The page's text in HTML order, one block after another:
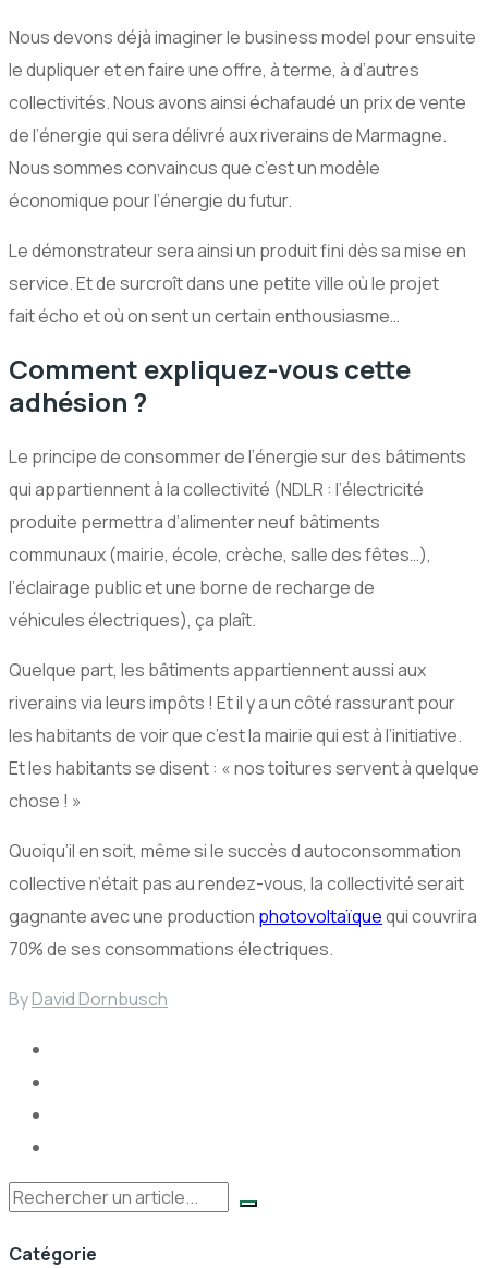
Nous devons déjà imaginer le business model pour ensuite
le dupliquer et en faire une offre, à terme, à d’autres
collectivités. Nous avons ainsi échafaudé un prix de vente
de l’énergie qui sera délivré aux riverains de Marmagne.
Nous sommes convaincus que c’est un modèle
économique pour l’énergie du futur.
Le démonstrateur sera ainsi un produit fini dès sa mise en
service. Et de surcroît dans une petite ville où le projet
fait écho et où on sent un certain enthousiasme…
Comment expliquez-vous cette
adhésion ?
Le principe de consommer de l’énergie sur des bâtiments
qui appartiennent à la collectivité (NDLR : l’électricité
produite permettra d’alimenter neuf bâtiments
communaux (mairie, école, crèche, salle des fêtes…),
l’éclairage public et une borne de recharge de
véhicules électriques), ça plaît.
Quelque part, les bâtiments appartiennent aussi aux
riverains via leurs impôts ! Et il y a un côté rassurant pour
les habitants de voir que c’est la mairie qui est à l’initiative.
Et les habitants se disent : « nos toitures servent à quelque
chose ! »
Quoiqu’il en soit, même si le succès d autoconsommation
collective n’était pas au rendez-vous, la collectivité serait
gagnante avec une production photovoltaïquequi couvrira
70% de ses consommations électriques.
ByDavid Dornbusch
Rechercher
Catégorie